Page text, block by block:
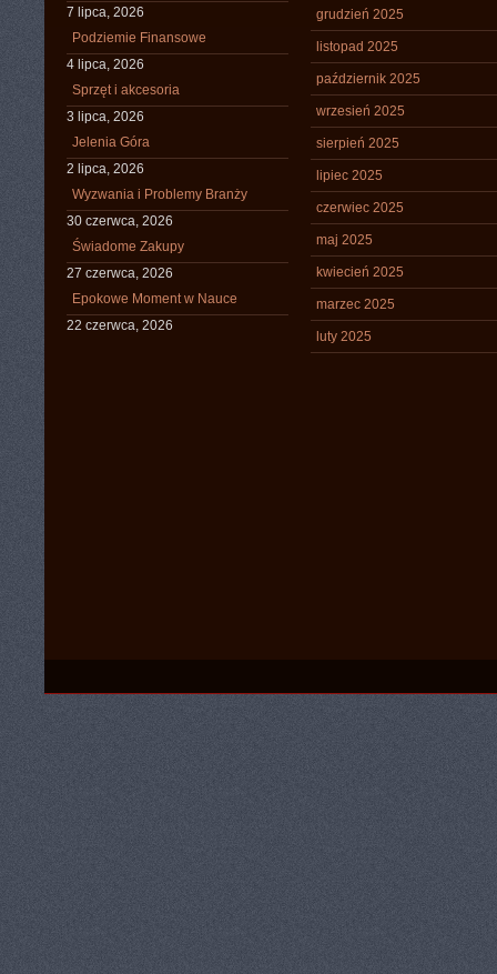
7 lipca, 2026
Podziemie Finansowe
4 lipca, 2026
Sprzęt i akcesoria
3 lipca, 2026
Jelenia Góra
2 lipca, 2026
Wyzwania i Problemy Branży
30 czerwca, 2026
Świadome Zakupy
27 czerwca, 2026
Epokowe Moment w Nauce
22 czerwca, 2026
grudzień 2025
listopad 2025
październik 2025
wrzesień 2025
sierpień 2025
lipiec 2025
czerwiec 2025
maj 2025
kwiecień 2025
marzec 2025
luty 2025